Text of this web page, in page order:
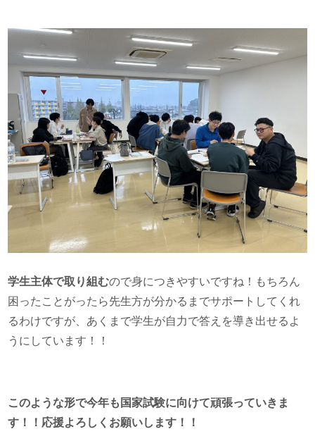
学生主体で取り組むので身につきやすいですね！もちろん
困ったことがったら先生方が分かるまでサポートしてくれ
るわけですが、あくまで学生が自力で答えを導き出せるよ
うにしています！！
このような形で今年も国家試験に向けて頑張っていきま
す！！応援よろしくお願いします！！